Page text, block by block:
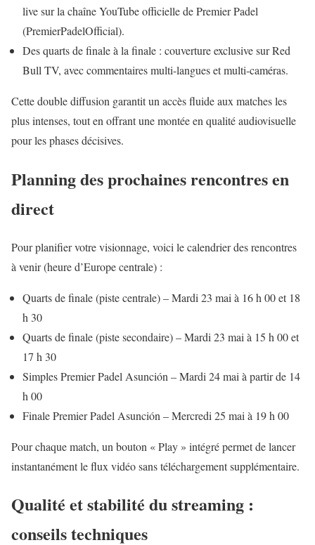
live sur la chaîne YouTube officielle de Premier Padel
(PremierPadelOfficial).
Des quarts de finale à la finale : couverture exclusive sur Red
Bull TV, avec commentaires multi-langues et multi-caméras.
Cette double diffusion garantit un accès fluide aux matches les
plus intenses, tout en offrant une montée en qualité audiovisuelle
pour les phases décisives.
Planning des prochaines rencontres en
direct
Pour planifier votre visionnage, voici le calendrier des rencontres
à venir (heure d’Europe centrale) :
Quarts de finale (piste centrale) – Mardi 23 mai à 16 h 00 et 18
h 30
Quarts de finale (piste secondaire) – Mardi 23 mai à 15 h 00 et
17 h 30
Simples Premier Padel Asunción – Mardi 24 mai à partir de 14
h 00
Finale Premier Padel Asunción – Mercredi 25 mai à 19 h 00
Pour chaque match, un bouton « Play » intégré permet de lancer
instantanément le flux vidéo sans téléchargement supplémentaire.
Qualité et stabilité du streaming :
conseils techniques